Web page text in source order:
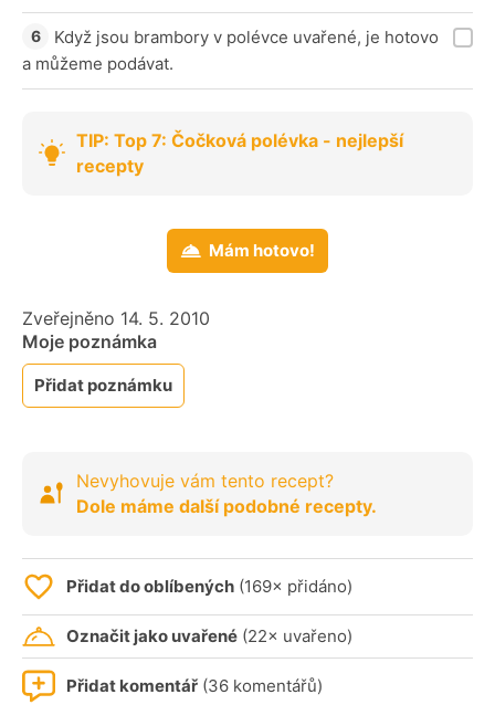
Když jsou brambory v polévce uvařené, je hotovo
a můžeme podávat.
TIP: Top 7: Čočková polévka - nejlepší
recepty
Mám hotovo!
Zveřejněno 14. 5. 2010
Moje poznámka
Přidat poznámku
Nevyhovuje vám tento recept?
Dole máme další podobné recepty.
Přidat do oblíbených (169× přidáno)
Označit jako uvařené (22× uvařeno)
Přidat komentář (36 komentářů)